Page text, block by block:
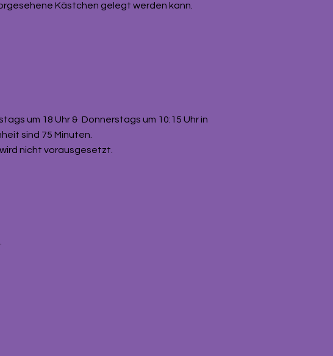
Kästchen gelegt werden kann.
um 18 Uhr & Donnerstags um 10:15 Uhr in
sind 75 Minuten.
nicht vorausgesetzt.